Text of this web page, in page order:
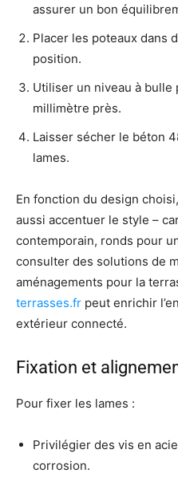
assurer un bon
Placer les poteaux dans
position.
Utiliser un niveau à
millimètre près.
Laisser sécher le béton
lames.
En fonction du design
aussi accentuer le style –
contemporain, ronds pour
consulter des solutions de
aménagements pour la
terrasses.fr peut enrichir
extérieur connecté.
Fixation et
Pour fixer les lames :
Privilégier des vis en
corrosion.